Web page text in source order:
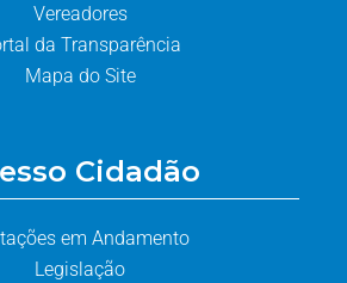
Vereadores
da Transparência
Mapa do Site
Cidadão
em Andamento
Legislação